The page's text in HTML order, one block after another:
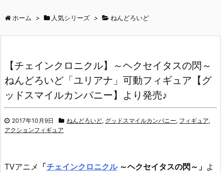
ホーム > 人気シリーズ > ねんどろいど
【チェインクロニクル】～ヘクセイタスの閃～
ねんどろいど「ユリアナ」可動フィギュア【グ
ッドスマイルカンパニー】より発売♪
2017年10月9日 ねんどろいど, グッドスマイルカンパニー, フィギュア,
アクションフィギュア
TVアニメ 「チェインクロニクル～ヘクセイタスの閃～」 よ